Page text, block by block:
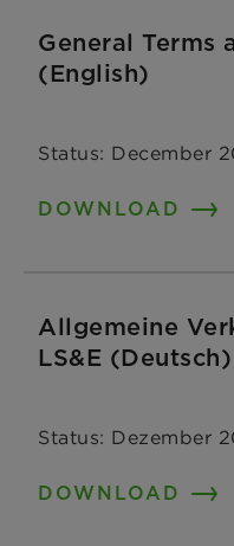
General Terms
(English)
Status: December
DOWNLOAD
Allgemeine
LS&E (Deutsch)
Status: Dezember
DOWNLOAD